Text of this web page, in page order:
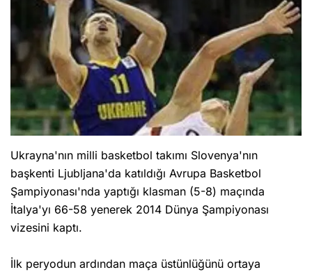
Ukrayna'nın milli basketbol takımı Slovenya'nın
başkenti Ljubljana'da katıldığı Avrupa Basketbol
Şampiyonası'nda yaptığı klasman (5-8) maçında
İtalya'yı 66-58 yenerek 2014 Dünya Şampiyonası
vizesini kaptı.
İlk peryodun ardından maça üstünlüğünü ortaya